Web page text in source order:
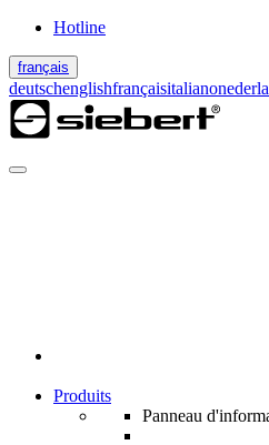
Hotline
français
deutschenglishfrançaisitaliano
Produits
Panneau